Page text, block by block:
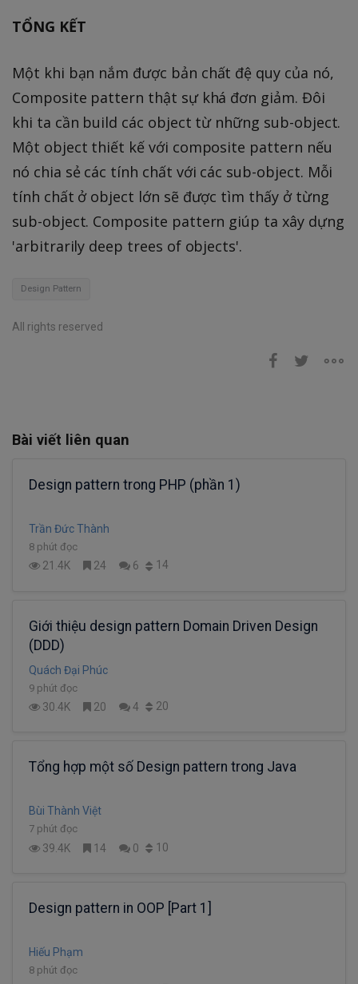
TỔNG KẾT
Một khi bạn nắm được bản chất đệ quy của nó,
Composite pattern thật sự khá đơn giảm. Đôi
khi ta cần build các object từ những sub-object.
Một object thiết kế với composite pattern nếu
nó chia sẻ các tính chất với các sub-object. Mỗi
tính chất ở object lớn sẽ được tìm thấy ở từng
sub-object. Composite pattern giúp ta xây dựng
'arbitrarily deep trees of objects'.
Design Pattern
All rights reserved
Bài viết liên quan
Design pattern trong PHP (phần 1)
Trần Đức Thành
8 phút đọc
21.4K 24 6 14
Giới thiệu design pattern Domain Driven Design
(DDD)
Quách Đại Phúc
9 phút đọc
30.4K 20 4 20
Tổng hợp một số Design pattern trong Java
Bùi Thành Việt
7 phút đọc
39.4K 14 0 10
Design pattern in OOP [Part 1]
Hiếu Phạm
8 phút đọc